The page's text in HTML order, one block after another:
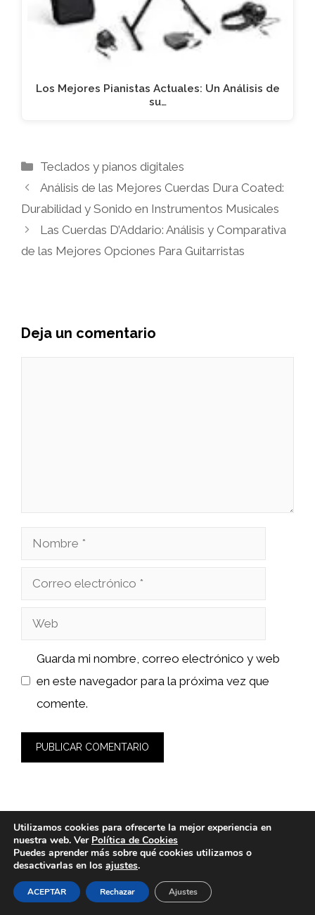
Los Mejores Pianistas Actuales: Un Análisis de
su…
Categorías
Teclados y pianos digitales
Análisis de las Mejores Cuerdas Dura Coated:
Durabilidad y Sonido en Instrumentos Musicales
Las Cuerdas D’Addario: Análisis y Comparativa
de las Mejores Opciones Para Guitarristas
Deja un comentario
Nombre
Correo
Web
Guarda mi nombre, correo electrónico y web
en este navegador para la próxima vez que
comente.
Utilizamos cookies para ofrecerte la mejor experiencia en
nuestra web. Ver Política de Cookies
Puedes aprender más sobre qué cookies utilizamos o
desactivarlas en los ajustes.
ACEPTAR Rechazar Ajustes